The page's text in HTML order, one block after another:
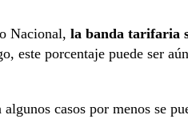
Nacional, la banda tarifaria
este porcentaje puede ser
casos por menos se